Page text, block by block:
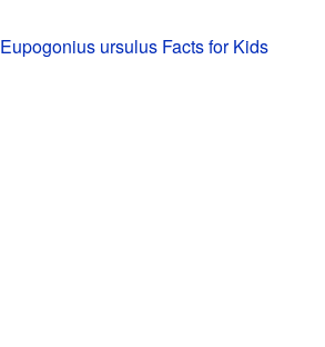
Eupogonius ursulus Facts for Kids